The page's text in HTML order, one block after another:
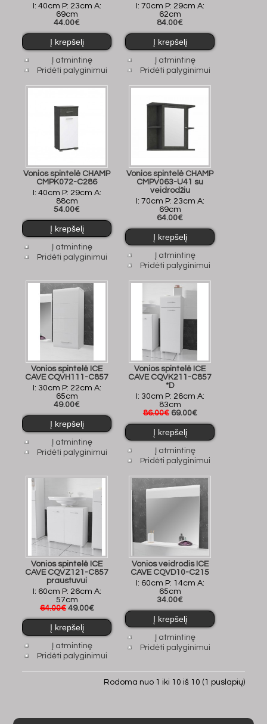
I: 40cm P: 23cm A:
69cm
44.00€
Į atmintinę
Pridėti palyginimui
I: 70cm P: 29cm A:
62cm
84.00€
Į atmintinę
Pridėti palyginimui
Vonios spintelė CHAMP
CMPK072-C286
I: 40cm P: 29cm A:
88cm
54.00€
Į atmintinę
Pridėti palyginimui
Vonios spintelė CHAMP
CMPV063-U41 su
veidrodžiu
I: 70cm P: 23cm A:
69cm
64.00€
Į atmintinę
Pridėti palyginimui
Vonios spintelė ICE
CAVE CQVH111-C857
I: 30cm P: 22cm A:
65cm
49.00€
Į atmintinę
Pridėti palyginimui
Vonios spintelė ICE
CAVE CQVK211-C857
*D
I: 30cm P: 26cm A:
83cm
86.00€ 69.00€
Į atmintinę
Pridėti palyginimui
Vonios spintelė ICE
CAVE CQVZ121-C857
praustuvui
I: 60cm P: 26cm A:
57cm
64.00€ 49.00€
Į atmintinę
Pridėti palyginimui
Vonios veidrodis ICE
CAVE CQVD10-C215
I: 60cm P: 14cm A:
65cm
34.00€
Į atmintinę
Pridėti palyginimui
Rodoma nuo 1 iki 10 iš 10 (1 puslapių)